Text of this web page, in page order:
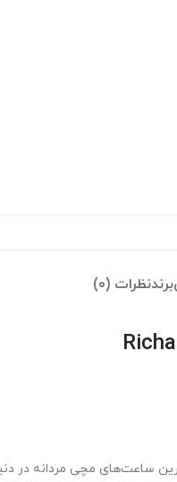
برندنظرات (0)
برترین ساعت‌های مچی